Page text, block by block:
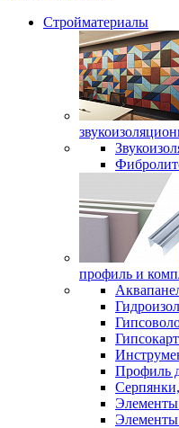
Стройматериалы
профиль и
Профиль
Элементы